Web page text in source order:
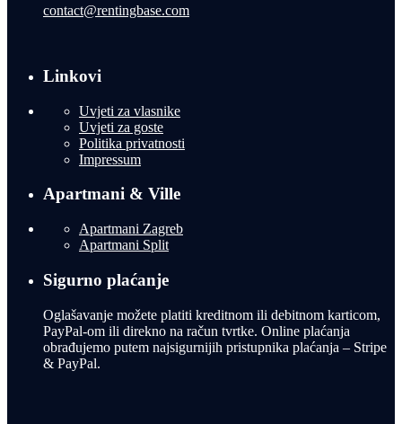
contact@rentingbase.com
Linkovi
Uvjeti za vlasnike
Uvjeti za goste
Politika privatnosti
Impressum
Apartmani & Ville
Apartmani Zagreb
Apartmani Split
Sigurno plaćanje
Oglašavanje možete platiti kreditnom ili debitnom karticom,
PayPal-om ili direkno na račun tvrtke. Online plaćanja
obrađujemo putem najsigurnijih pristupnika plaćanja – Stripe
& PayPal.